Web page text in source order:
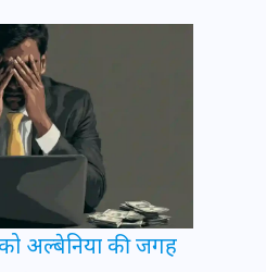
अल्बेनिया की जगह